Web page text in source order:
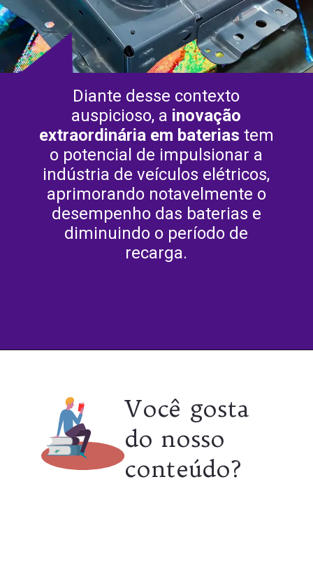
Diante desse contexto
auspicioso, a inovação
extraordinária em baterias tem
o potencial de impulsionar a
indústria de veículos elétricos,
aprimorando notavelmente o
desempenho das baterias e
diminuindo o período de
recarga.
Você gosta
do nosso
conteúdo?